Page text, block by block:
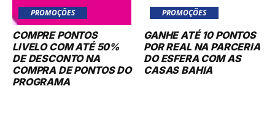
PROMOÇÕES
COMPRE PONTOS
LIVELO COM ATÉ 50%
DE DESCONTO NA
COMPRA DE PONTOS DO
PROGRAMA
PROMOÇÕES
GANHE ATÉ 10 PONTOS
POR REAL NA PARCERIA
DO ESFERA COM AS
CASAS BAHIA